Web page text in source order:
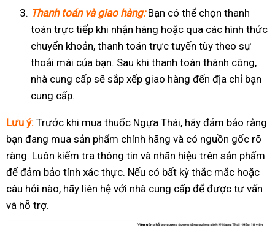
Thanh toán và giao hàng:Bạn có thể chọn thanh
toán trực tiếp khi nhận hàng hoặc qua các hình thức
chuyển khoản, thanh toán trực tuyến tùy theo sự
thoải mái của bạn. Sau khi thanh toán thành công,
nhà cung cấp sẽ sắp xếp giao hàng đến địa chỉ bạn
cung cấp.
Lưu ý: Trước khi mua thuốc Ngựa Thái, hãy đảm bảo rằng
bạn đang mua sản phẩm chính hãng và có nguồn gốc rõ
ràng. Luôn kiểm tra thông tin và nhãn hiệu trên sản phẩm
để đảm bảo tính xác thực. Nếu có bất kỳ thắc mắc hoặc
câu hỏi nào, hãy liên hệ với nhà cung cấp để được tư vấn
và hỗ trợ.